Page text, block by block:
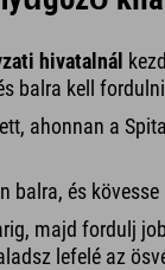
hivatalnál
balra kell
ahonnan a
és
majd fordulj
lefelé az